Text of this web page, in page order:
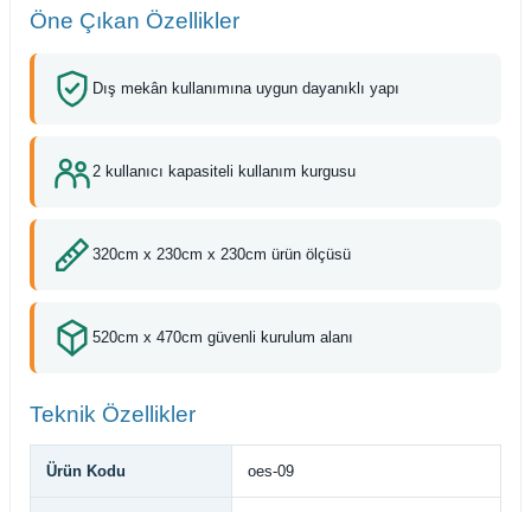
Öne Çıkan Özellikler
Dış mekân kullanımına uygun dayanıklı yapı
2 kullanıcı kapasiteli kullanım kurgusu
320cm x 230cm x 230cm ürün ölçüsü
520cm x 470cm güvenli kurulum alanı
Teknik Özellikler
Ürün Kodu oes-09